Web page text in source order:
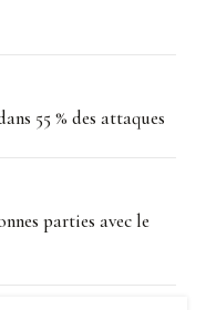
55 % des attaques
parties avec le